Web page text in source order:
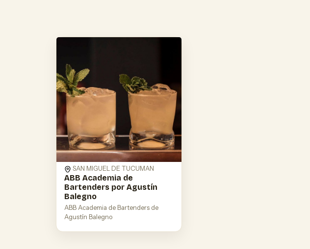
SAN MIGUEL DE TUCUMAN
ABB Academia de
Bartenders por Agustín
Balegno
ABB Academia de Bartenders de
Agustín Balegno